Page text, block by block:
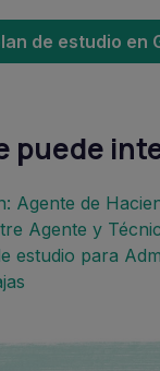
de estudio en
puede
Agente de
Agente y
estudio para